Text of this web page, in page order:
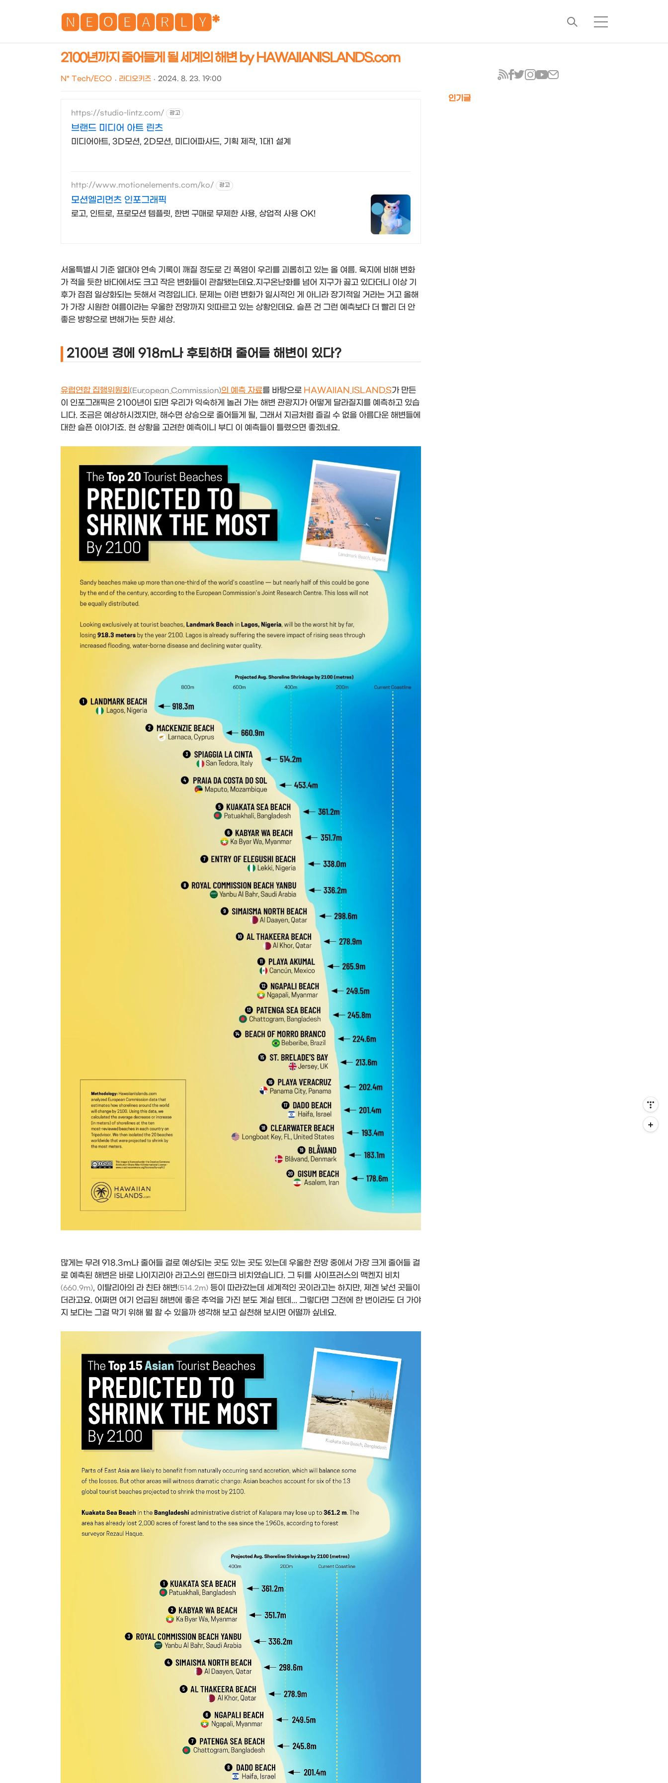
🅽🅴🅾🅴🅰🆁🅻🆈*NEOEARLY*
검
메
2100년까지 줄어들게 될 세계의 해변 by HAWAIIANISLANDS.com
N* Tech/ECO 라디오키즈 2024. 8. 23. 19:00
https://studio-lintz.com/ 광고
브랜드 미디어 아트 린츠
미디어아트, 3D모션, 2D모션, 미디어파사드, 기획 제작, 1대1 설계
http://www.motionelements.com/ko/ 광고
모션엘리먼츠 인포그래픽
로고, 인트로, 프로모션 템플릿, 한번 구매로 무제한 사용, 상업적 사용 OK!
서울특별시 기준 열대야 연속 기록이 깨질 정도로 긴 폭염이 우리를 괴롭히고 있는 올 여름. 육지에 비해 변화
가 적을 듯한 바다에서도 크고 작은 변화들이 관찰됐는데요.지구온난화를 넘어 지구가 끓고 있다더니 이상 기
후가 점점 일상화되는 듯해서 걱정입니다. 문제는 이런 변화가 일시적인 게 아니라 장기적일 거라는 거고 올해
가 가장 시원한 여름이라는 우울한 전망까지 잇따르고 있는 상황인데요. 슬픈 건 그런 예측보다 더 빨리 더 안
좋은 방향으로 변해가는 듯한 세상.
2100년 경에 918m나 후퇴하며 줄어들 해변이 있다?
유럽연합 집행위원회 (European Commission)의 예측 자료를 바탕으로 HAWAIIAN ISLANDS가 만든
이 인포그래픽은 2100년이 되면 우리가 익숙하게 놀러 가는 해변 관광지가 어떻게 달라질지를 예측하고 있습
니다. 조금은 예상하시겠지만, 해수면 상승으로 줄어들게 될, 그래서 지금처럼 즐길 수 없을 아름다운 해변들에
대한 슬픈 이야기죠. 현 상황을 고려한 예측이니 부디 이 예측들이 틀렸으면 좋겠네요.
많게는 무려 918.3m나 줄어들 걸로 예상되는 곳도 있는 곳도 있는데 우울한 전망 중에서 가장 크게 줄어들 걸
로 예측된 해변은 바로 나이지리아 라고스의 랜드마크 비치였습니다. 그 뒤를 사이프러스의 맥켄지 비치
(660.9m), 이탈리아의 라 친타 해변(514.2m) 등이 따라갔는데 세계적인 곳이라고는 하지만, 제겐 낯선 곳들이
더라고요. 어쩌면 여기 언급된 해변에 좋은 추억을 가진 분도 계실 텐데... 그렇다면 그전에 한 번이라도 더 가야
지 보다는 그걸 막기 위해 뭘 할 수 있을까 생각해 보고 실천해 보시면 어떨까 싶네요.
인기글